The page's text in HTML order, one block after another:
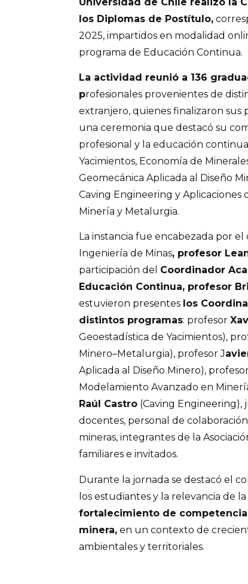
los Diplomas de Postítulo,
2025, impartidos en modalidad
programa de Educación Continua.
La actividad reunió a 136
profesionales provenientes de
extranjero, quienes finalizaron sus
una ceremonia que destacó su
profesional y la educación
Yacimientos, Economía de
Geomecánica Aplicada al Diseño
Caving Engineering y
Minería y Metalurgia.
La instancia fue encabezada por
Ingeniería de Minas, profesor
participación del Coordinador
Educación Continua, profesor
estuvieron presentes los
distintos programas: profesor
Geoestadística de Yacimientos),
Minero–Metalurgia), profesor J
Aplicada al Diseño Minero),
Modelamiento Avanzado en
Raúl Castro (Caving Engineering),
docentes, personal de
mineras, integrantes de la
familiares e invitados.
Durante la jornada se destacó el
los estudiantes y la relevancia de
fortalecimiento de
minera, en un contexto de
ambientales y territoriales.